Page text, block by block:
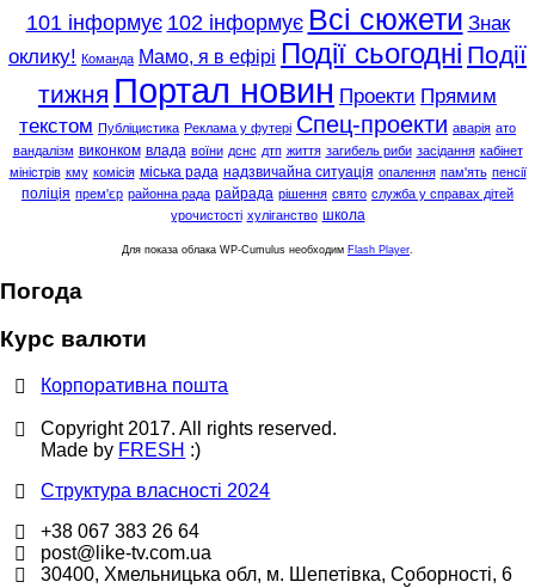
101 інформує 102 інформує Всі сюжети Знак
оклику! Команда Мамо, я в ефірі Події сьогодні Події
тижня Портал новин Проекти Прямим
текстом Публіцистика Реклама у футері Спец-проекти аварія ато
вандалізм виконком влада воїни дснс дтп життя загибель риби засідання кабінет
міністрів кму комісія міська рада надзвичайна ситуація опалення пам'ять пенсії
поліція прем'єр районна рада райрада рішення свято служба у справах дітей
урочистості хуліганство школа
Для показа облака WP-Cumulus необходим Flash Player
Погода
Курс валюти
Корпоративна пошта
Copyright 2017. All rights reserved.
Made by FRESH :)
Структура власності 2024
+38 067 383 26 64
post@like-tv.com.ua
30400, Хмельницька обл, м. Шепетівка, Соборності, 6